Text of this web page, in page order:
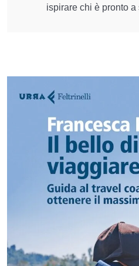
ispirare chi è pronto